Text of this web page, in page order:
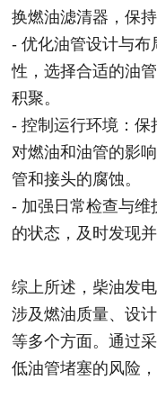
换燃油滤清器，保
- 优化油管设计与
性，选择合适的油
积聚。
- 控制运行环境：保
对燃油和油管的影
管和接头的腐蚀。
- 加强日常检查与维
的状态，及时发现
综上所述，柴油发
涉及燃油质量、设
等多个方面。通过
低油管堵塞的风险